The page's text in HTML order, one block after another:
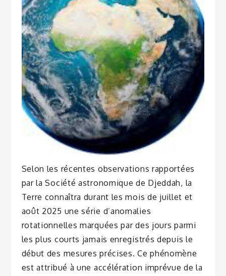
Selon les récentes observations rapportées
par la Société astronomique de Djeddah, la
Terre connaîtra durant les mois de juillet et
août 2025 une série d’anomalies
rotationnelles marquées par des jours parmi
les plus courts jamais enregistrés depuis le
début des mesures précises. Ce phénomène
est attribué à une accélération imprévue de la